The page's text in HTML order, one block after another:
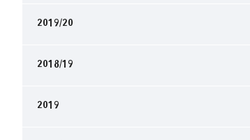
2019/20
2018/19
2019